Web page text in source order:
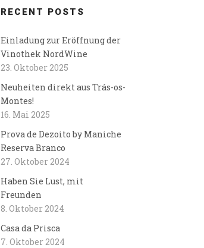
RECENT POSTS
Einladung zur Eröffnung der
Vinothek NordWine
23. Oktober 2025
Neuheiten direkt aus Trás-os-
Montes!
16. Mai 2025
Prova de Dezoito by Maniche
Reserva Branco
27. Oktober 2024
Haben Sie Lust, mit
Freunden
8. Oktober 2024
Casa da Prisca
7. Oktober 2024